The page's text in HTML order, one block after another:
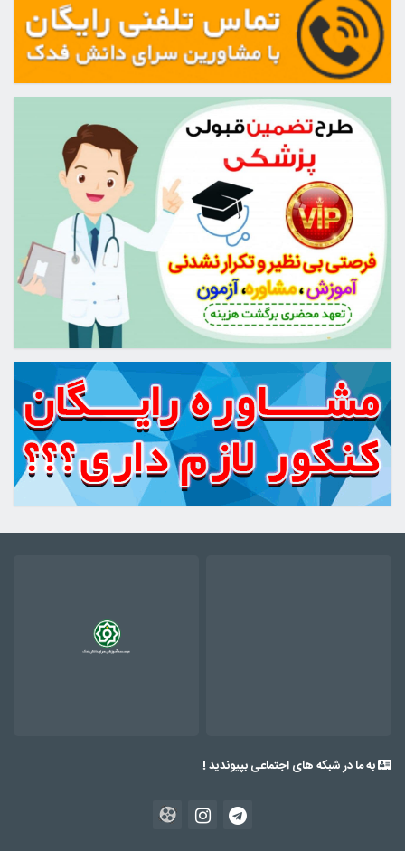
به ما در شبکه های اجتماعی بپیوندید !